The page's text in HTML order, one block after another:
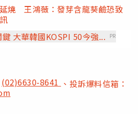
燒 王鴻薇：發芽含龍葵鹼恐致
大華韓國KOSPI 50今強...
PR
(02)6630-8641 、投訴爆料信箱：